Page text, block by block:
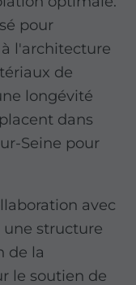
pour
l'architecture
de
longévité
dans
Seine pour
avec
une structure
de la
le soutien de